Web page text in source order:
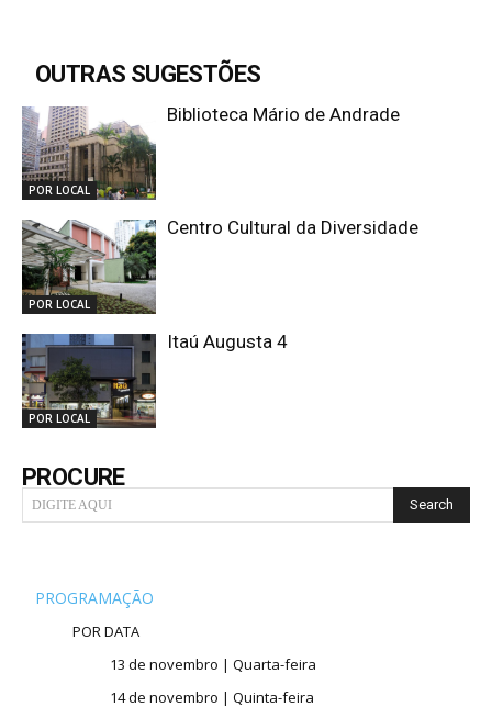
OUTRAS SUGESTÕES
POR LOCAL
Biblioteca Mário de Andrade
POR LOCAL
Centro Cultural da Diversidade
POR LOCAL
Itaú Augusta 4
PROCURE
DIGITE AQUI Search
PROGRAMAÇÃO
POR DATA
13 de novembro | Quarta-feira
14 de novembro | Quinta-feira